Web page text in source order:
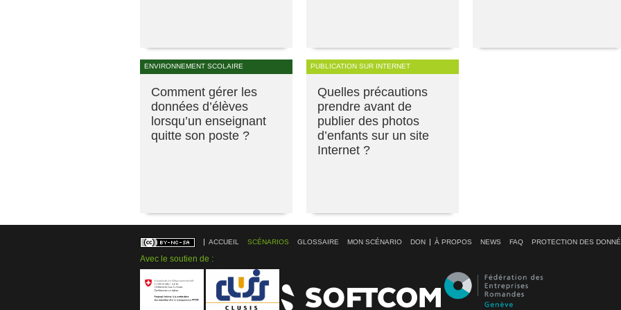
ENVIRONNEMENT SCOLAIRE
Comment gérer les
données d’élèves
lorsqu’un enseignant
quitte son poste ?
PUBLICATION SUR INTERNET
Quelles précautions
prendre avant de
publier des photos
d’enfants sur un site
Internet ?
ACCUEIL SCÉNARIOS GLOSSAIRE MON SCÉNARIO DON À PROPOS NEWS FAQ PROTECTION DES
Avec le soutien de :